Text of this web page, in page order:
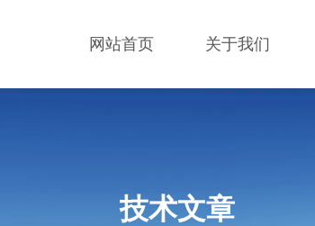
网站首页 关于我们
技术文章